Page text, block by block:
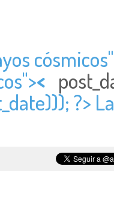
cósmicos"
<
?>